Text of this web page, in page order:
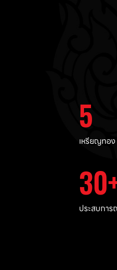
5
เหรียญทอง
30
ประสบกา